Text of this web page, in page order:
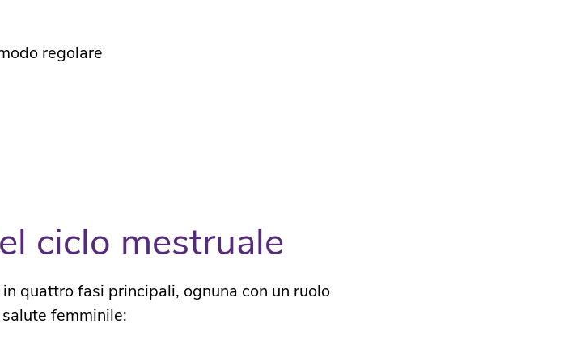
regolare
ciclo mestruale
quattro fasi principali, ognuna con un ruolo
femminile:​